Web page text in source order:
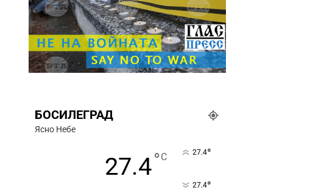
БОСИЛЕГРАД
Ясно Небе
27.4°C 27.4°
27.4°